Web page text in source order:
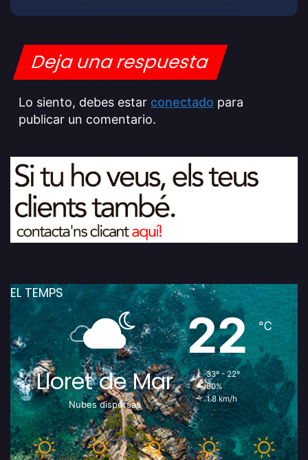
Deja una respuesta
Lo siento, debes estar conectado para
publicar un comentario.
EL TEMPS
Lloret de Mar
Nubes dispersas
22℃
33º - 22º
80%
1.8 km/h